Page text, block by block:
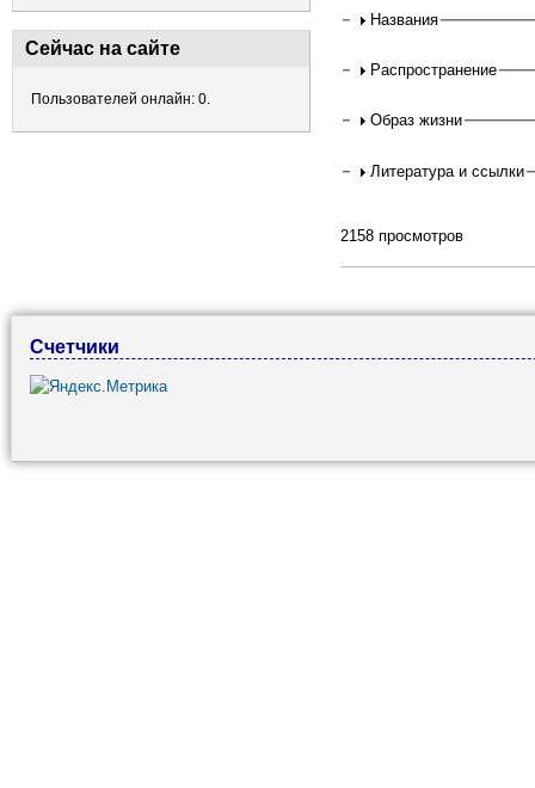
Сейчас на сайте
Пользователей онлайн: 0.
Названия
Распространение
Образ жизни
Литература и ссылки
2158 просмотров
Счетчики